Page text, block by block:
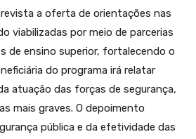
a oferta de orientações nas
viabilizadas por meio de parcerias
de ensino superior, fortalecendo o
do programa irá relatar
atuação das forças de segurança,
mais graves. O depoimento
pública e da efetividade das